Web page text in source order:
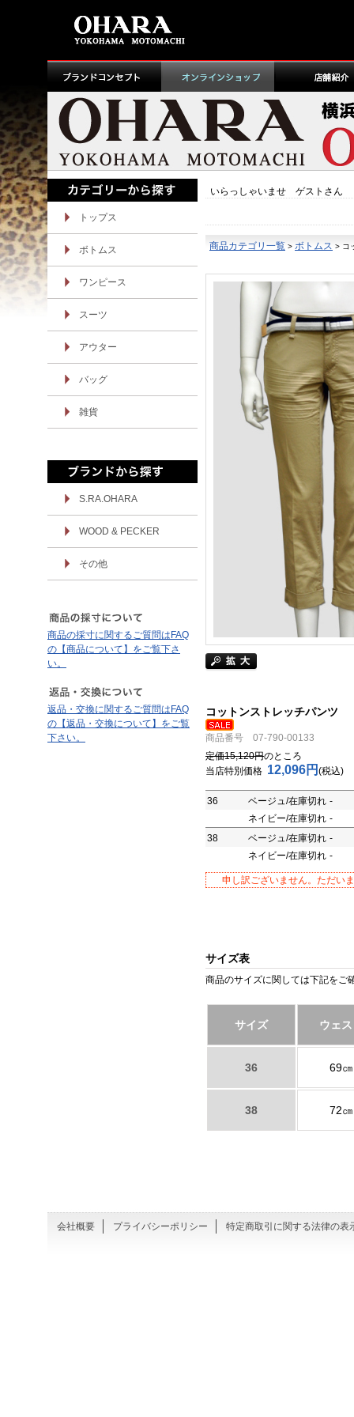
トップス
ボトムス
ワンピース
スーツ
アウター
バッグ
雑貨
S.RA.OHARA
WOOD & PECKER
その他
商品の採寸に関するご質問はFAQ
の【商品について】をご覧下さ
い。
返品・交換に関するご質問はFAQ
の【返品・交換について】をご覧
下さい。
いらっしゃいませ ゲストさん
商品カテゴリ一覧 > ボトムス > コ
コットンストレッチパンツ
商品番号 07-790-00133
定価15,120円のところ
当店特別価格 12,096円 (税込)
36 ベージュ/在庫切れ -
ネイビー/在庫切れ -
38
ベージュ/在庫切れ -
ネイビー/在庫切れ -
申し訳ございません。ただい
サイズ表
商品のサイズに関しては下記をご
サイズ ウェ
36 69㎝
38 72㎝
会社概要 プライバシーポリシー 特定商取引に関する法律の表